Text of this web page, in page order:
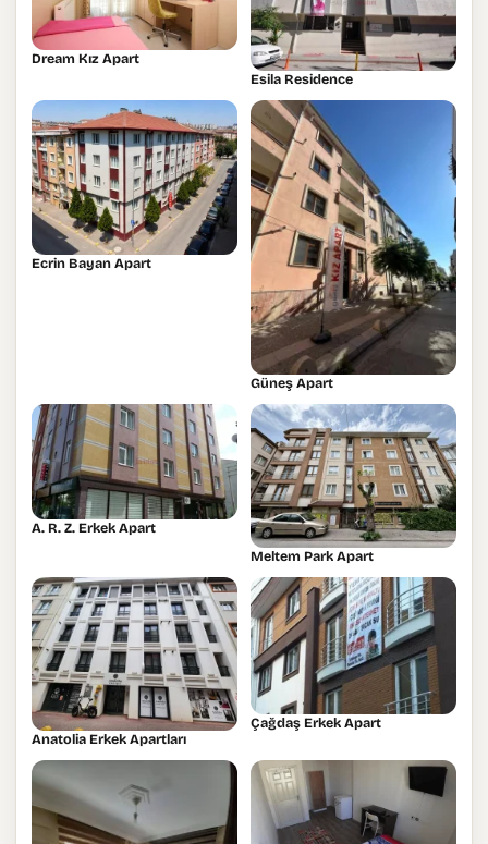
Dream Kız Apart
Esila Residence
Ecrin Bayan Apart
Güneş Apart
A. R. Z. Erkek Apart
Meltem Park Apart
Anatolia Erkek Apartları
Çağdaş Erkek Apart